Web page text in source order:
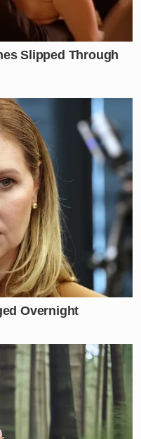
que acharam graça da
do cantor.
ser as estrelas da
é, amigos?”,
comentou:
enquanto o vídeo
e repercutiu entre
Natanzinho
sobre o episódio, e não
ou se o ocorrido
confusão e conta
por uma situação
retirado de algum